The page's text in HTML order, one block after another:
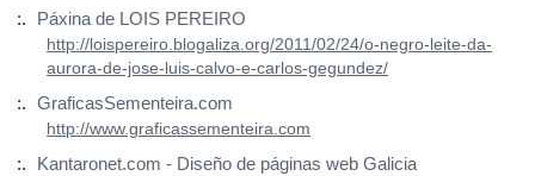
:.
Páxina de LOIS PEREIRO
http://loispereiro.blogaliza.org/2011/02/24/o-negro-leite-da-
aurora-de-jose-luis-calvo-e-carlos-gegundez/
:.
GraficasSementeira.com
http://www.graficassementeira.com
:.
Kantaronet.com - Diseño de páginas web Galicia